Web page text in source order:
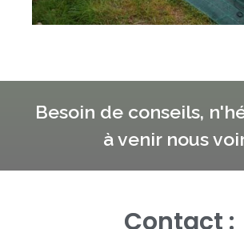
Besoin de conseils,
à venir nous
Contact :